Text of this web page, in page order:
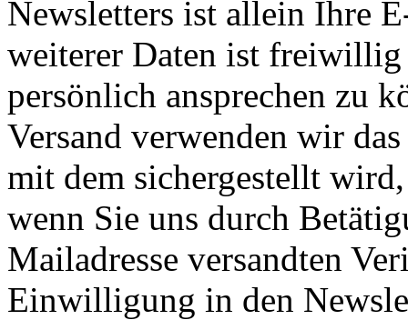
Newsletters ist allein Ihre
weiterer Daten ist
persönlich ansprechen zu
Versand verwenden wir
mit dem sichergestellt
wenn Sie uns durch
Mailadresse versandten
Einwilligung in den